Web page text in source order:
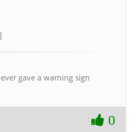
gave a warning sign
0